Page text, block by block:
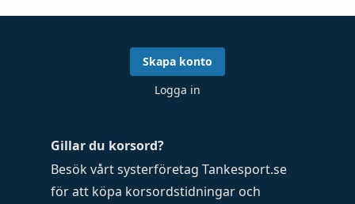
Gillar du korsord?
Besök vårt systerföretag Tankesport.se
för att köpa korsordstidningar och
Skapa konto
Logga in